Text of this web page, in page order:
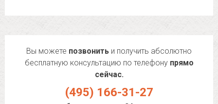
Вы можете позвонить и получить абсолютно
бесплатную консультацию по телефону прямо
сейчас.
(495) 166-31-27